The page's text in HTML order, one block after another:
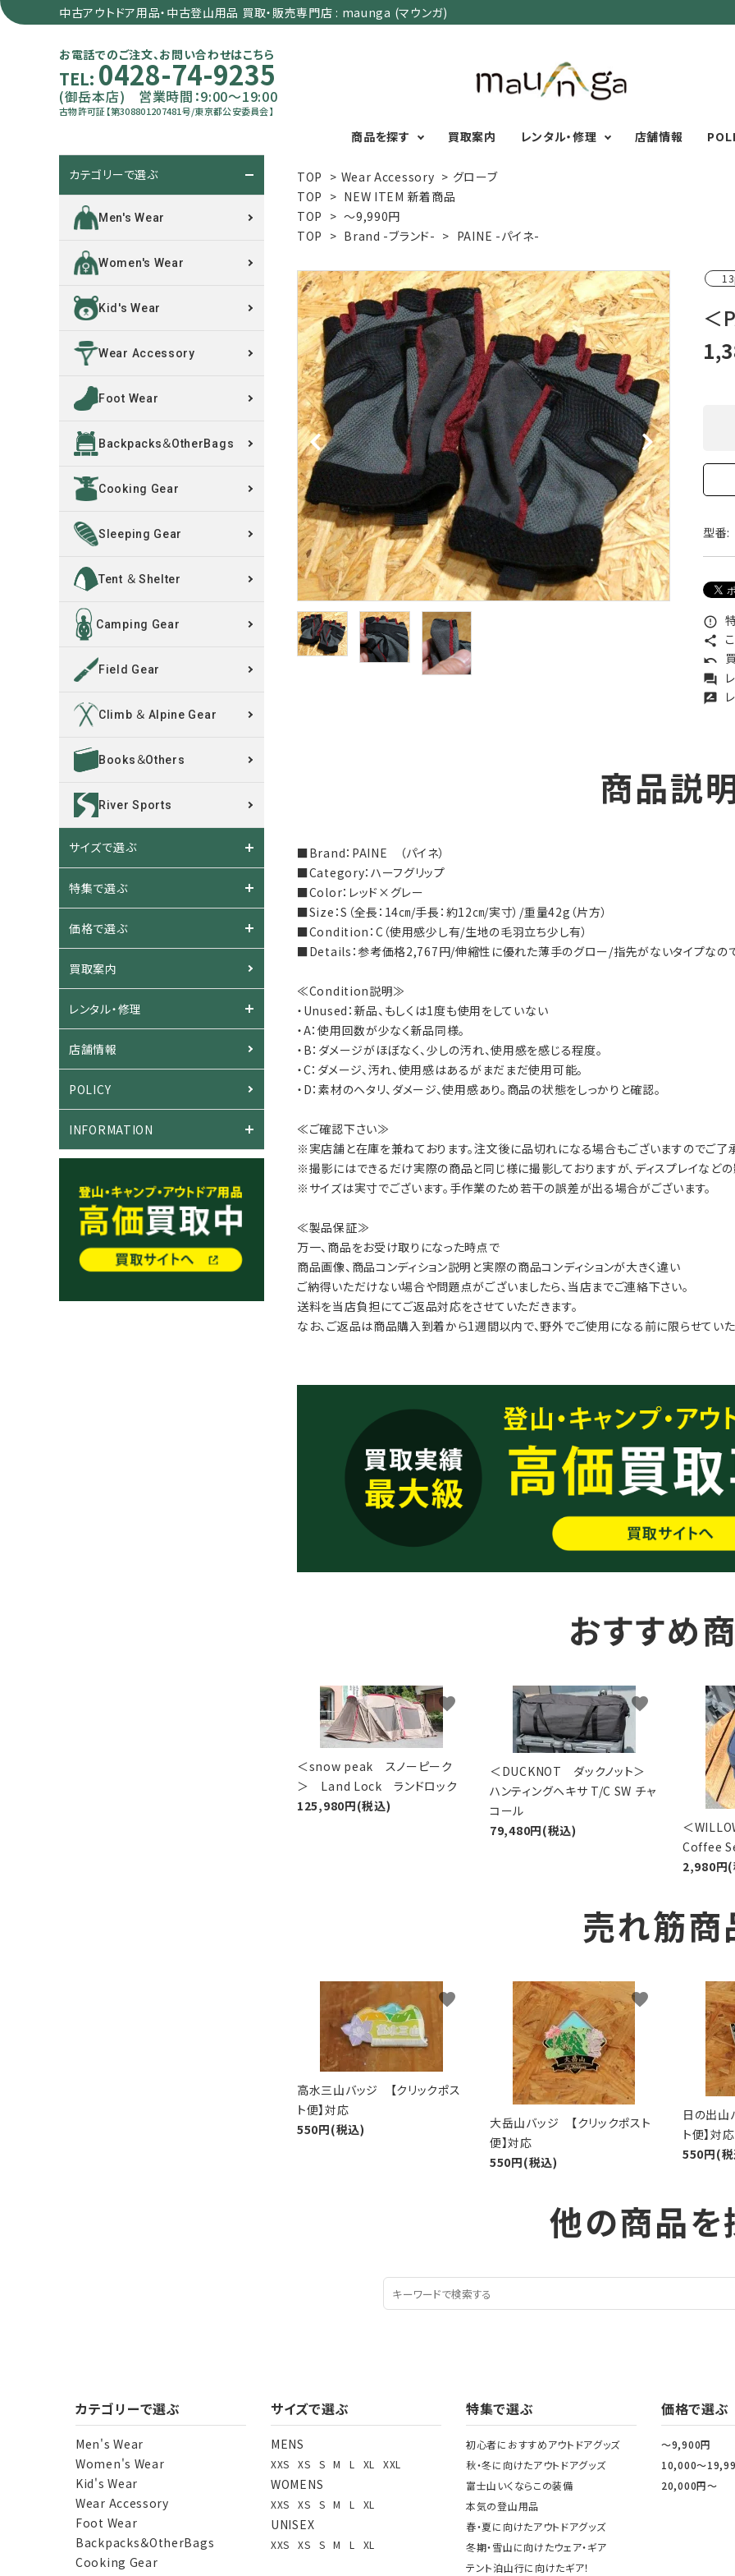
中古アウトドア用品・中古登山用品 買取・販売専門店 : maunga (マウンガ)
お電話でのご注文、お問い合わせはこちら
TEL: 0428-74-9235
(御岳本店) 営業時間：9:00～19:00
古物許可証【第308801207481号/東京都公安委員会】
商品を探す
カテゴリーで選ぶ
Women's Wear
Kid's Wear
Wear Accessory
Foot Wear
Backpacks＆
OtherBags
Cooking Gear
Sleeping Gear
Tent ＆ Shelter
Camping Gear
Field Gear
Climb ＆ Alpine
Gear
Books＆Others
River Sports
サイズで選ぶ
XXSXSSMLXLXXL
WOMENS
XXSXSSMLXL
UNISEX
XXSXSSMLXL
アグッズ
秋・冬に向けたアウトド
ッズ
富士山いくならこの装
本気の登山用品
春・夏に向けたアウトド
ッズ
冬期・雪山に向けたウェ
ギア
テント泊山行に向けた
ア！
沢登りに向けたウェア・
ア！
トレイルラン向けウェア
ア！
キャンプに向けたギア！
買取案内 レンタル・修理 店舗情報
レンタル・修理
INFORMATION
ACCOUNT MENU
ようこそ ゲスト 様
ログイン
TOP > Wear Accessory > グローブ
TOP > NEW ITEM 新着商品
TOP > ～9,990円
TOP > Brand -ブランド- > PAINE -パイネ-
＜
型番:
error_outline
share
undo
forum
rate_review
商品説明
■Brand：PAINE （パイネ）
■Category：ハーフグリップ
■Color：レッド×グレー
■Size：S（全長：14㎝/手長：約12㎝/実寸）/重量42g（片方）
■Condition：C（使用感少し有/生地の毛羽立ち少し有）
■Details：参考価格2,767円/伸縮性に優れた薄手のグロー/指先がないタイプなの
≪Condition説明≫
・Unused：新品、もしくは1度も使用をしていない
・A：使用回数が少なく新品同様。
・B：ダメージがほぼなく、少しの汚れ、使用感を感じる程度。
・C：ダメージ、汚れ、使用感はあるがまだまだ使用可能。
・D：素材のヘタリ、ダメージ、使用感あり。商品の状態をしっかりと確認。
≪ご確認下さい≫
※実店舗と在庫を兼ねております。注文後に品切れになる場合もございますのでご了
※撮影にはできるだけ実際の商品と同じ様に撮影しておりますが、ディスプレイなど
※サイズは実寸でございます。手作業のため若干の誤差が出る場合がございます。
≪製品保証≫
万一、商品をお受け取りになった時点で
商品画像、商品コンディション説明と実際の商品コンディションが大きく違い
ご納得いただけない場合や問題点がございましたら、当店までご連絡下さい。
送料を当店負担にてご返品対応をさせていただきます。
なお、ご返品は商品購入到着から1週間以内で、野外でご使用になる前に限らせていた
おすすめ
＜snow peak スノーピーク
＞ Land Lock ランドロック
125,980円(税込)
favorite
＜DUCKNOT ダックノット＞
ハンティングヘキサ T/C SW チャ
コール
79,480円(税込)
favorite
＜
Coffee
2,980円(
売れ筋商
高水三山バッジ 【クリックポス
ト便】対応
550円(税込)
favorite
大岳山バッジ 【クリックポスト
便】対応
550円(税込)
favorite
日の出山
ト便】対応
550円(
他の商品を
カテゴリーで選ぶ
Men's Wear
Women's Wear
Kid's Wear
Wear Accessory
Foot Wear
Backpacks＆OtherBags
Cooking Gear
Sleeping Gear
Tent ＆ Shelter
Camping Gear
Field Gear
Climb ＆ Alpine Gear
Books＆Others
River Sports
サイズで選ぶ
特集で選ぶ
価格で選ぶ
買取案内
レンタル・修理
店舗情報
POLICY
INFORMATION
カテゴリーで選ぶ
Men's Wear
Women's Wear
Kid's Wear
Wear Accessory
Foot Wear
Backpacks＆OtherBags
Cooking Gear
サイズで選ぶ
MENS
XXS XS S M L XL XXL
WOMENS
XXS XS S M L XL
UNISEX
XXS XS S M L XL
特集で選ぶ
初心者におすすめアウトドアグッズ
秋・冬に向けたアウトドアグッズ
富士山いくならこの装備
本気の登山用品
春・夏に向けたアウトドアグッズ
冬期・雪山に向けたウェア・ギア
テント泊山行に向けたギア！
価格で選ぶ
～9,900円
10,000～
20,000円～